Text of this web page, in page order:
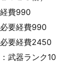
費990
要経費990
要経費2450
武器ランク10